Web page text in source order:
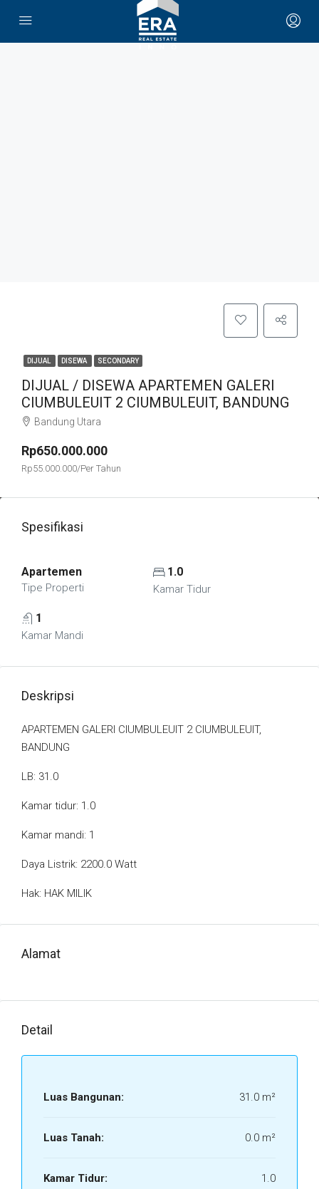
DIJUAL DISEWA SECONDARY
DIJUAL / DISEWA APARTEMEN GALERI
CIUMBULEUIT 2 CIUMBULEUIT, BANDUNG
Bandung Utara
Rp650.000.000
Rp55.000.000/Per Tahun
Spesifikasi
Apartemen
Tipe Properti
1.0
Kamar Tidur
1
Kamar Mandi
Deskripsi
APARTEMEN GALERI CIUMBULEUIT 2 CIUMBULEUIT,
BANDUNG
LB: 31.0
Kamar tidur: 1.0
Kamar mandi: 1
Daya Listrik: 2200.0 Watt
Hak: HAK MILIK
Alamat
Detail
Luas Bangunan: 31.0 m²
Luas Tanah: 0.0 m²
Kamar Tidur: 1.0